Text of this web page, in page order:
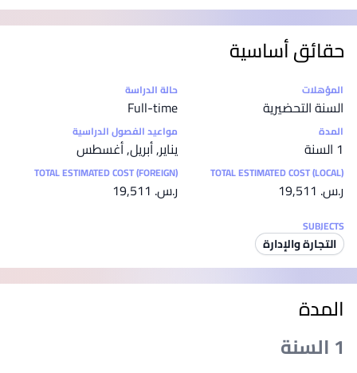
حقائق أساسية
إحصائيات
المؤهلات
السنة التحضيرية
حالة الدراسة
Full-time
المدة
1 السنة
مواعيد الفصول الدراسية
يناير, أبريل, أغسطس
TOTAL ESTIMATED COST (LOCAL)
ر.س.‏ 19,511
TOTAL ESTIMATED COST (FOREIGN)
ر.س.‏ 19,511
SUBJECTS
التجارة والإدارة
المدة
1 السنة